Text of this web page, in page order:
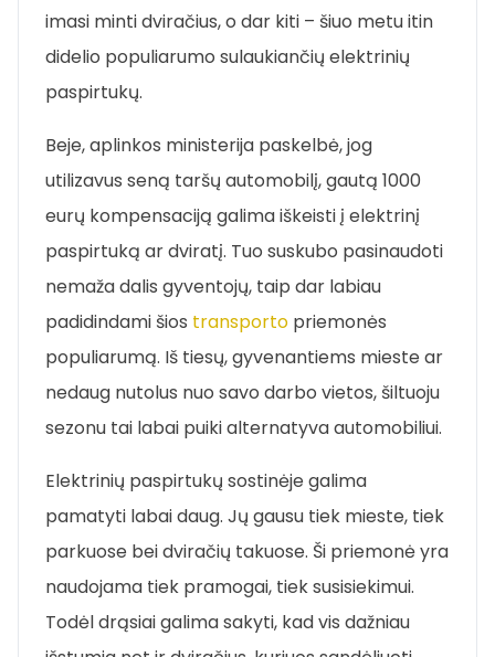
imasi minti dviračius, o dar kiti – šiuo metu itin
didelio populiarumo sulaukiančių elektrinių
paspirtukų.
Beje, aplinkos ministerija paskelbė, jog
utilizavus seną taršų automobilį, gautą 1000
eurų kompensaciją galima iškeisti į elektrinį
paspirtuką ar dviratį. Tuo suskubo pasinaudoti
nemaža dalis gyventojų, taip dar labiau
padidindami šios transporto priemonės
populiarumą. Iš tiesų, gyvenantiems mieste ar
nedaug nutolus nuo savo darbo vietos, šiltuoju
sezonu tai labai puiki alternatyva automobiliui.
Elektrinių paspirtukų sostinėje galima
pamatyti labai daug. Jų gausu tiek mieste, tiek
parkuose bei dviračių takuose. Ši priemonė yra
naudojama tiek pramogai, tiek susisiekimui.
Todėl drąsiai galima sakyti, kad vis dažniau